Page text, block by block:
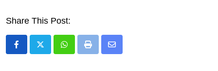
Share This Post:
Whatsapp
Print
Share